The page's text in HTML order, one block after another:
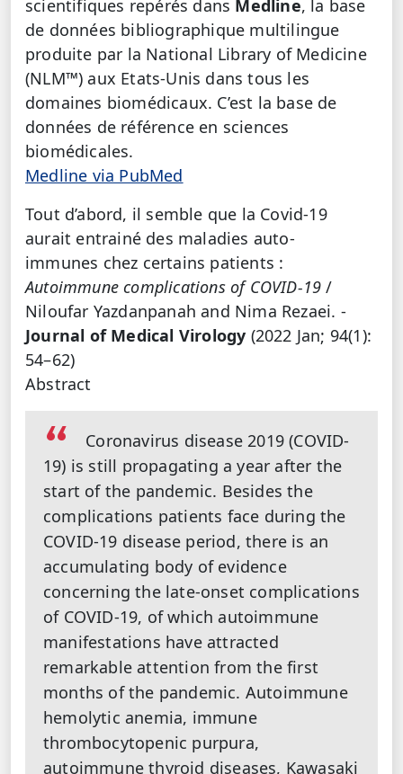
scientifiques repérés dans Medline, la base
de données bibliographique multilingue
produite par la National Library of Medicine
(NLM™) aux Etats-Unis dans tous les
domaines biomédicaux. C’est la base de
données de référence en sciences
biomédicales.
Medline via PubMed
Tout d’abord, il semble que la Covid-19
aurait entrainé des maladies auto-
immunes chez certains patients :
Autoimmune complications of COVID‐19 /
Niloufar Yazdanpanah and Nima Rezaei. -
Journal of Medical Virology (2022 Jan; 94(1):
54–62)
Abstract
Coronavirus disease 2019 (COVID‐
19) is still propagating a year after the
start of the pandemic. Besides the
complications patients face during the
COVID‐19 disease period, there is an
accumulating body of evidence
concerning the late‐onset complications
of COVID‐19, of which autoimmune
manifestations have attracted
remarkable attention from the first
months of the pandemic. Autoimmune
hemolytic anemia, immune
thrombocytopenic purpura,
autoimmune thyroid diseases, Kawasaki